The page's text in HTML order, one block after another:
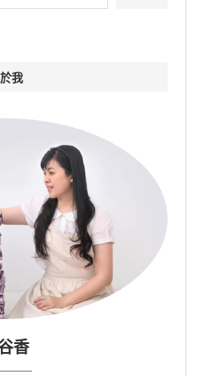
我
香